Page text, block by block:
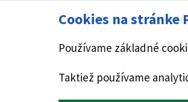
Cookies na stránke
Používame základné
Taktiež používame